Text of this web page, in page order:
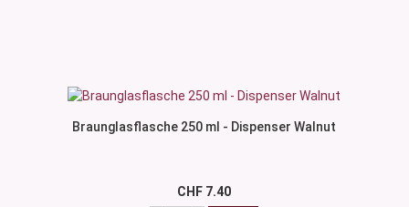
Braunglasflasche 250 ml - Dispenser Walnut
CHF 7.40